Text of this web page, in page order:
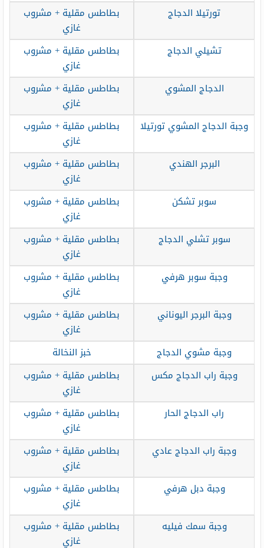
تورتيلا الدجاج
بطاطس مقلية + مشروب
غازي
تشيلي الدجاج
بطاطس مقلية + مشروب
غازي
الدجاج المشوي
بطاطس مقلية + مشروب
غازي
وجبة الدجاج المشوي تورتيلا
بطاطس مقلية + مشروب
غازي
البرجر الهندي
بطاطس مقلية + مشروب
غازي
سوبر تشكن
بطاطس مقلية + مشروب
غازي
سوبر تشلي الدجاج
بطاطس مقلية + مشروب
غازي
وجبة سوبر هرفي
بطاطس مقلية + مشروب
غازي
وجبة البرجر اليوناني
بطاطس مقلية + مشروب
غازي
وجبة مشوي الدجاج
خبز النخالة
وجبة راب الدجاج مكس
بطاطس مقلية + مشروب
غازي
راب الدجاج الحار
بطاطس مقلية + مشروب
غازي
وجبة راب الدجاج عادي
بطاطس مقلية + مشروب
غازي
وجبة دبل هرفي
بطاطس مقلية + مشروب
غازي
وجبة سمك فيليه
بطاطس مقلية + مشروب
غازي